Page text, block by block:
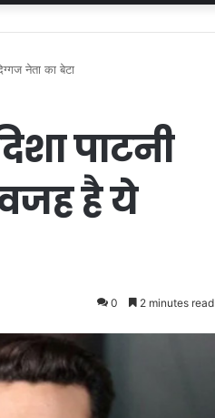
नेता का बेटा
पाटनी
है ये
0 2 minutes read